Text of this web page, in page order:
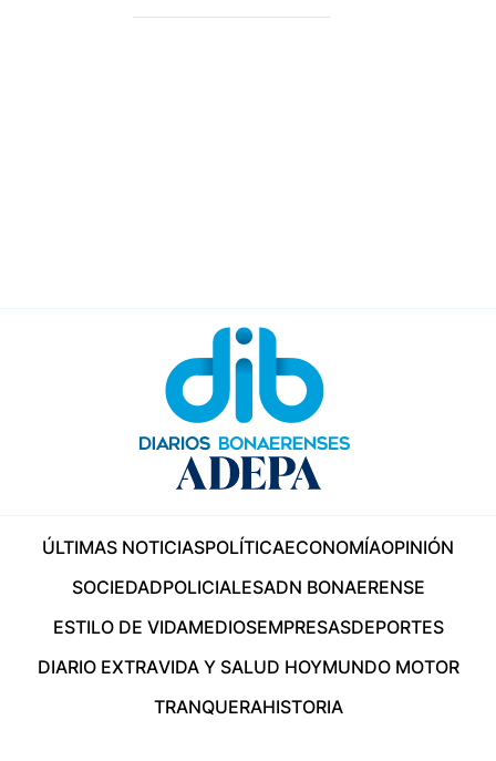
ÚLTIMAS NOTICIASPOLÍTICAECONOMÍAOPINIÓN
SOCIEDADPOLICIALESADN BONAERENSE
ESTILO DE VIDAMEDIOSEMPRESASDEPORTES
DIARIO EXTRAVIDA Y SALUD HOYMUNDO MOTOR
TRANQUERAHISTORIA